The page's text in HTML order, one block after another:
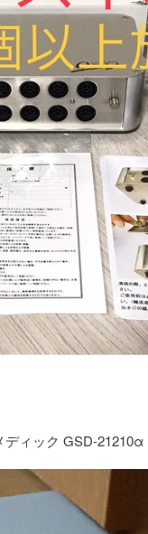
ディック GSD-21210α